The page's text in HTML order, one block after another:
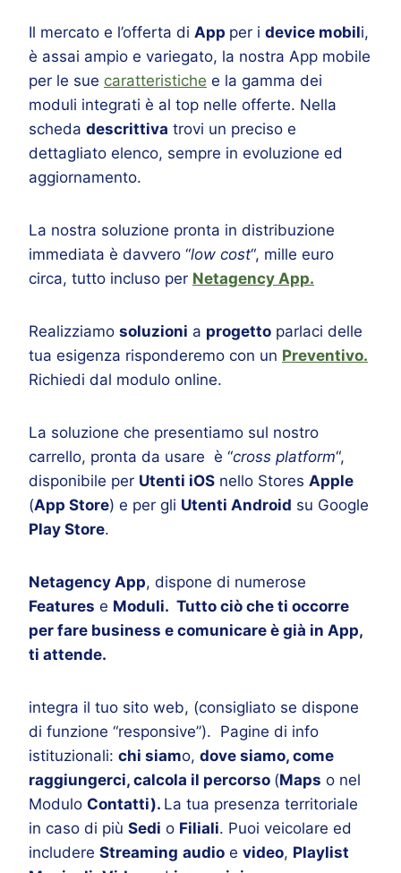
Il mercato e l’offerta di App per i device mobili,
è assai ampio e variegato, la nostra App mobile
per le sue caratteristiche e la gamma dei
moduli integrati è al top nelle offerte. Nella
scheda descrittiva trovi un preciso e
dettagliato elenco, sempre in evoluzione ed
aggiornamento.
La nostra soluzione pronta in distribuzione
immediata è davvero “low cost“, mille euro
circa, tutto incluso per Netagency App.
Realizziamo soluzioni a progetto parlaci delle
tua esigenza risponderemo con un Preventivo.
Richiedi dal modulo online.
La soluzione che presentiamo sul nostro
carrello, pronta da usare è “cross platform“,
disponibile per Utenti iOS nello Stores Apple
(App Store) e per gli Utenti Android su Google
Play Store.
Netagency App, dispone di numerose
Features e Moduli. Tutto ciò che ti occorre
per fare business e comunicare è già in App,
ti attende.
integra il tuo sito web, (consigliato se dispone
di funzione “responsive”). Pagine di info
istituzionali: chi siamo, dove siamo, come
raggiungerci, calcola il percorso (Maps o nel
Modulo Contatti). La tua presenza territoriale
in caso di più Sedi o Filiali. Puoi veicolare ed
includere Streaming audio e video, Playlist